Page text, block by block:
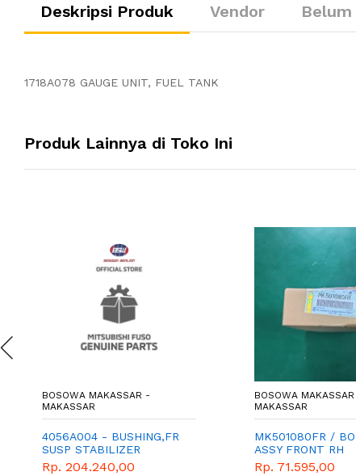
Deskripsi Produk Vendor
1718A078 GAUGE UNIT, FUEL TANK
Produk Lainnya di Toko Ini
BOSOWA MAKASSAR -
MAKASSAR
4056A004 - BUSHING,FR
SUSP STABILIZER
Rp. 204.240,00
BOSOWA
MAKASSAR
MK501080FR /
ASSY FRONT RH
Rp. 71.595,00